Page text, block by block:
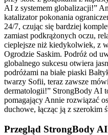
Przegląd StrongBody AI